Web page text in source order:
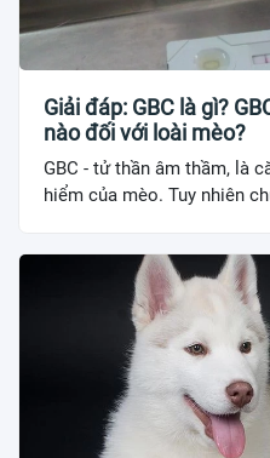
Giải đáp: GBC là gì?
nào đối với loài mèo?
GBC - tử thần âm thầm, là
hiểm của mèo. Tuy nhiên